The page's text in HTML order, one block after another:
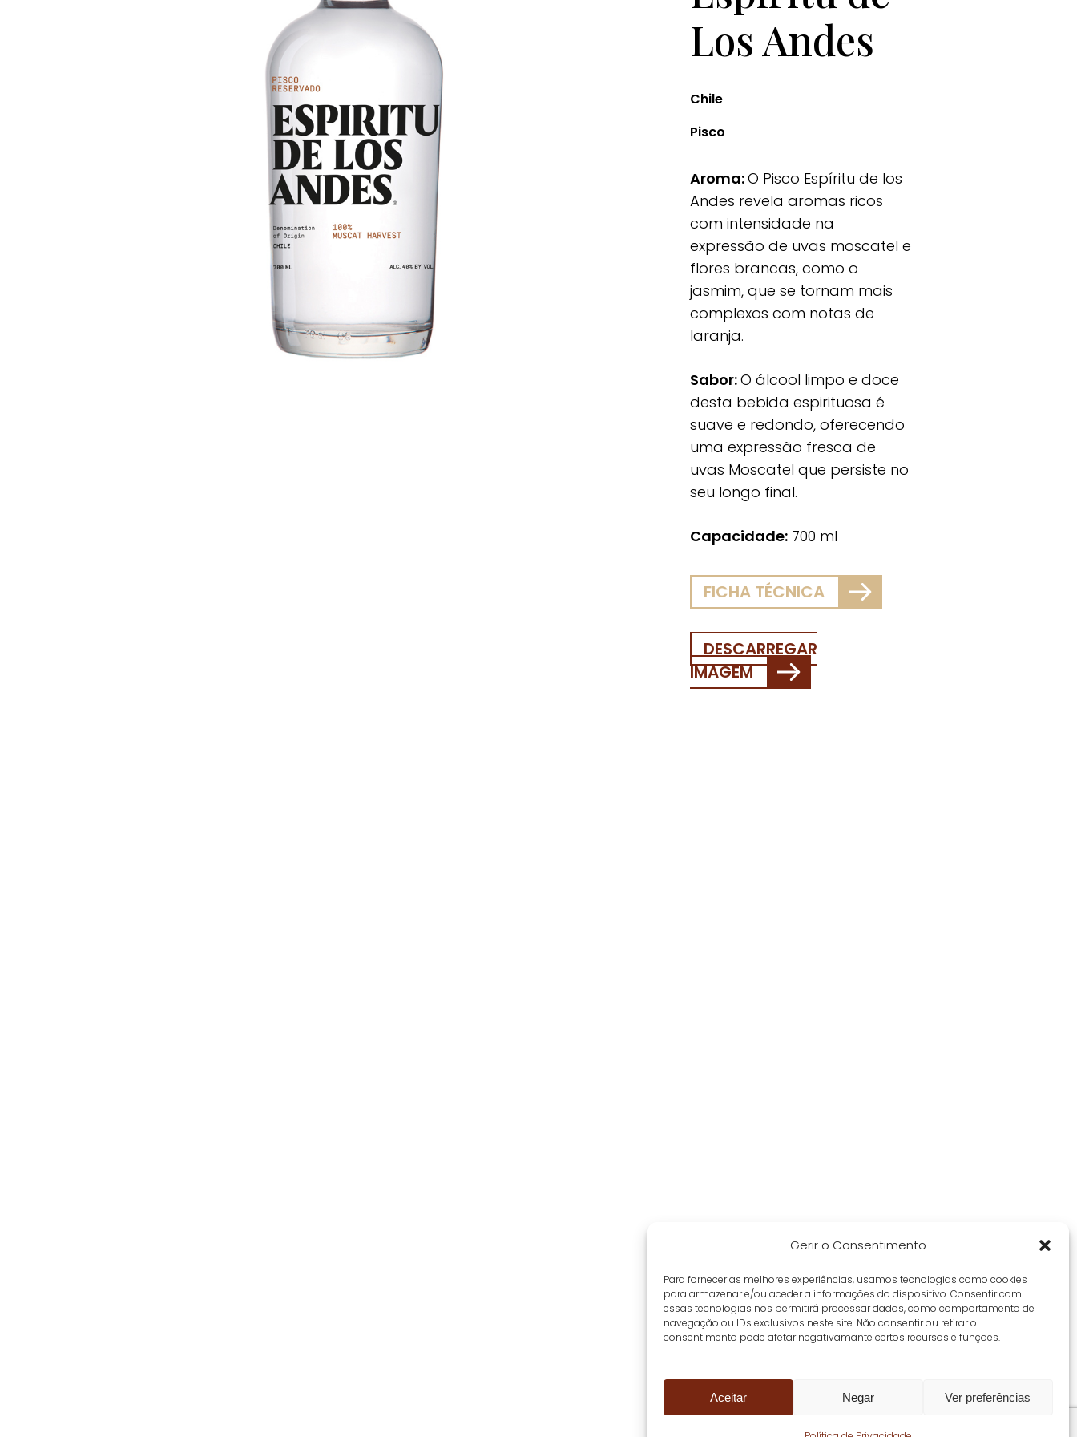
Gerir o Consentimento
Para fornecer as melhores experiências, usamos tecnologias como cookies
para armazenar e/ou aceder a informações do dispositivo. Consentir com
essas tecnologias nos permitirá processar dados, como comportamento de
navegação ou IDs exclusivos neste site. Não consentir ou retirar o
consentimento pode afetar negativamante certos recursos e funções.
Aceitar Negar Ver preferências
Los Andes
Chile
Pisco
Aroma:O Pisco Espíritu de los
Andes revela aromas ricos
com intensidade na
expressão de uvas moscatel e
flores brancas, como o
jasmim, que se tornam mais
complexos com notas de
laranja.
Sabor:O álcool limpo e doce
desta bebida espirituosa é
suave e redondo, oferecendo
uma expressão fresca de
uvas Moscatel que persiste no
seu longo final.
Capacidade: 700 ml
FICHA TÉCNICA
DESCARREGAR
IMAGEM